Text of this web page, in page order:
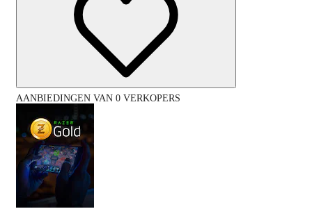
AANBIEDINGEN VAN 0 VERKOPERS